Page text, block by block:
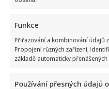
Funkce
Přiřazování a kombinování údajů
Propojení různých zařízení,
základě automaticky
Používání přesných údajů
Test znalostí staré češtiny: